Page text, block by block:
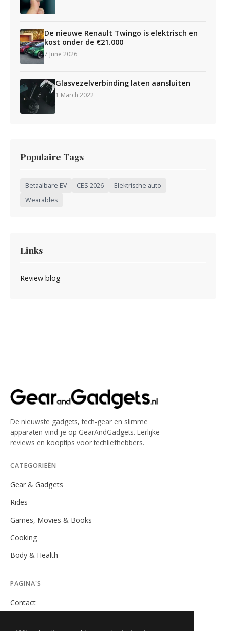
De nieuwe Renault Twingo is elektrisch en
kost onder de €21.000
7 June 2026
Glasvezelverbinding laten aansluiten
1 March 2022
Populaire Tags
Betaalbare EV CES 2026
Elektrische auto
Wearables
Links
Review blog
De nieuwste gadgets, tech-gear en slimme
apparaten vind je op GearAndGadgets. Eerlijke
reviews en kooptips voor techliefhebbers.
CATEGORIEËN
Gear & Gadgets
Rides
Games, Movies & Books
Cooking
Body & Health
PAGINA'S
Contact